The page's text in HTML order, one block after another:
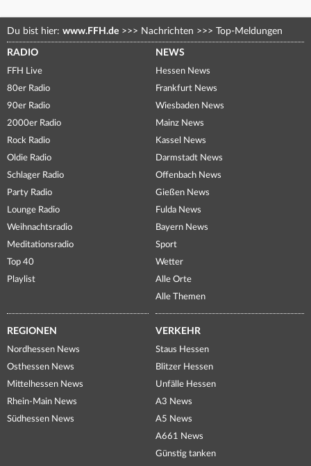
Du bist hier: www.FFH.de >>> Nachrichten >>> Top-Meldungen
RADIO
FFH Live
80er Radio
90er Radio
2000er Radio
Rock Radio
Oldie Radio
Schlager Radio
Party Radio
Lounge Radio
Weihnachtsradio
Meditationsradio
Top 40
Playlist
NEWS
Hessen News
Frankfurt News
Wiesbaden News
Mainz News
Kassel News
Darmstadt News
Offenbach News
Gießen News
Fulda News
Bayern News
Sport
Wetter
Alle Orte
Alle Themen
REGIONEN
Nordhessen News
Osthessen News
Mittelhessen News
Rhein-Main News
Südhessen News
VERKEHR
Staus Hessen
Blitzer Hessen
Unfälle Hessen
A3 News
A5 News
A661 News
Günstig tanken